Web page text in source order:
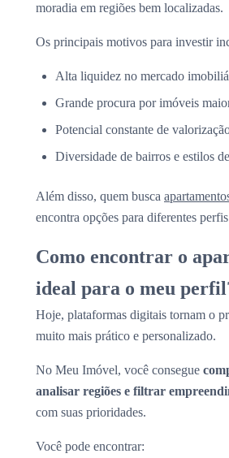
moradia em regiões bem localizadas.
Os principais motivos para investir
Alta liquidez no mercado
Grande procura por imóveis
Potencial constante de
Diversidade de bairros e estilos
Além disso, quem busca
encontra opções para diferentes
Como encontrar o
ideal para o meu
Hoje, plataformas digitais tornam o
muito mais prático e personalizado.
No Meu Imóvel, você consegue
analisar regiões e filtrar
com suas prioridades.
Você pode encontrar: